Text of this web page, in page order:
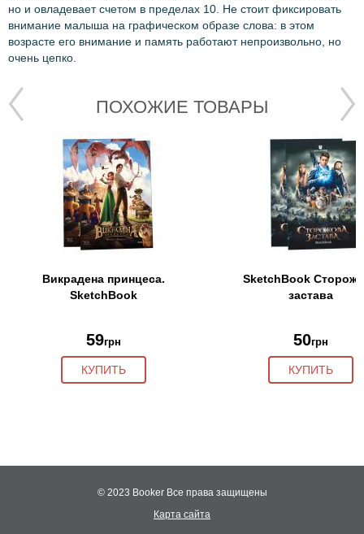
но и овладевает счетом в пределах 10. Не стоит фиксировать
внимание малыша на графическом образе слова: в этом
возрасте его внимание и память работают непроизвольно, но
очень цепко.
ПОХОЖИЕ ТОВАРЫ
Викрадена принцеса.
SketchBook
59грн
КУПИТЬ
SketchBook
застава
50грн
КУПИТЬ
© 2023 Booker Все права защищены
Карта сайта